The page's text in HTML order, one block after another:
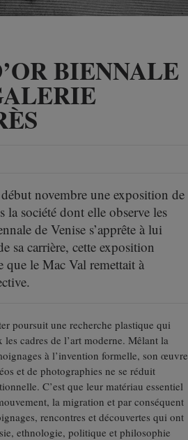
BIENNALE
novembre une exposition de
la société dont elle observe les
de Venise s’apprête à lui
sa carrière, cette exposition
que le Mac Val remettait à
poursuit une recherche plastique qui
les cadres de l’art moderne. Mêlant la
à l’invention formelle, son œuvre
et de photographies ne se réduit
C’est que leur matériau essentiel
la migration et par conséquent
rencontres et découvertes qui ont
ethnologie, politique et philosophie